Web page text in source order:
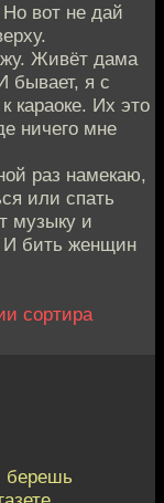
вот не дай
Живёт дама
бывает, я с
караоке. Их это
ничего мне
раз намекаю,
или спать
музыку и
И бить женщин
сортира
берешь